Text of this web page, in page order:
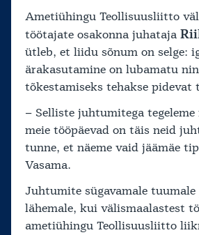
Ametiühingu Teollisuusliitto
töötajate osakonna juhataja
ütleb, et liidu sõnum on selge:
ärakasutamine on lubamatu
tõkestamiseks tehakse pidevat
– Selliste juhtumitega
meie tööpäevad on täis neid
tunne, et näeme vaid jäämäe
Vasama.
Juhtumite sügavamale
lähemale, kui välismaalastest
ametiühingu Teollisuusliitto